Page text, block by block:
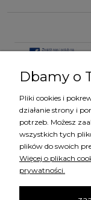
Dbamy o
Pliki cookies i
działanie strony i
potrzeb. Możesz
wszystkich tych
plików do swoich
Więcej o plikach
prywatności.